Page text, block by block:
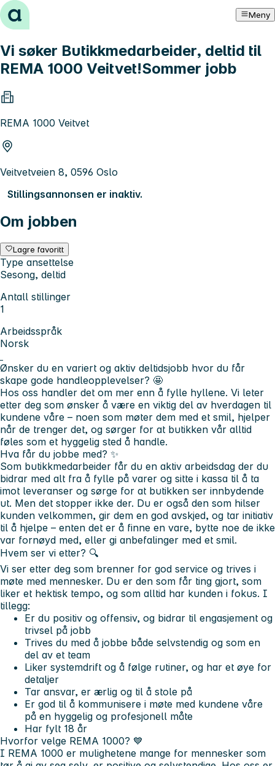
Hopp til innhold Meny
Vi søker Butikkmedarbeider, deltid til
REMA 1000 Veitvet!Sommer jobb
REMA 1000 Veitvet
Veitvetveien 8, 0596 Oslo
Stillingsannonsen er inaktiv.
Om jobben
Lagre favoritt
Type ansettelse
Sesong, deltid
Antall stillinger
1
Arbeidsspråk
Norsk
Ønsker du en variert og aktiv deltidsjobb hvor du får
skape gode handleopplevelser? 🤩
Hos oss handler det om mer enn å fylle hyllene. Vi leter
etter deg som ønsker å være en viktig del av hverdagen til
kundene våre – noen som møter dem med et smil, hjelper
når de trenger det, og sørger for at butikken vår alltid
føles som et hyggelig sted å handle.
Hva får du jobbe med? ✨
Som butikkmedarbeider får du en aktiv arbeidsdag der du
bidrar med alt fra å fylle på varer og sitte i kassa til å ta
imot leveranser og sørge for at butikken ser innbydende
ut. Men det stopper ikke der. Du er også den som hilser
kunden velkommen, gir dem en god avskjed, og tar initiativ
til å hjelpe – enten det er å finne en vare, bytte noe de ikke
var fornøyd med, eller gi anbefalinger med et smil.
Hvem ser vi etter? 🔍
Vi ser etter deg som brenner for god service og trives i
møte med mennesker. Du er den som får ting gjort, som
liker et hektisk tempo, og som alltid har kunden i fokus. I
tillegg:
Er du positiv og offensiv, og bidrar til engasjement og
trivsel på jobb
Trives du med å jobbe både selvstendig og som en
del av et team
Liker systemdrift og å følge rutiner, og har et øye for
detaljer
Tar ansvar, er ærlig og til å stole på
Er god til å kommunisere i møte med kundene våre
på en hyggelig og profesjonell måte
Har fylt 18 år
Hvorfor velge REMA 1000? 💙
I REMA 1000 er mulighetene mange for mennesker som